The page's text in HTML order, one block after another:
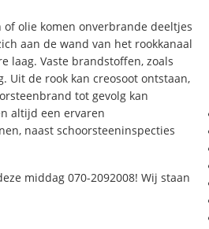
olie komen onverbrande deeltjes
aan de wand van het rookkanaal
laag. Vaste brandstoffen, zoals
Uit de rook kan creosoot ontstaan,
tot gevolg kan
altijd een ervaren
naast schoorsteeninspecties
middag 070-2092008! Wij staan